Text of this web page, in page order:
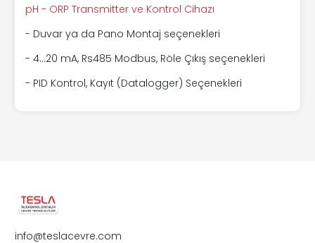
pH - ORP Transmitter ve Kontrol Cihazı
- Duvar ya da Pano Montaj seçenekleri
- 4...20 mA, Rs485 Modbus, Röle Çıkış seçenekleri
- PID Kontrol, Kayıt (Datalogger) Seçenekleri
info@teslacevre.com